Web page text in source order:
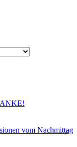
vom Nachmittag